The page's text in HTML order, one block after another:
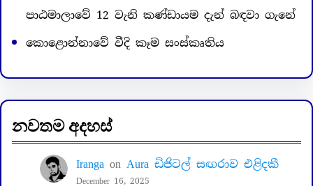
පාඨමාලාවේ 12 වැනි කණ්ඩායම දැන් බඳවා ගැනේ
කොළොන්නාවේ වීදි කෑම සංස්කෘතිය
නවතම අදහස්
Iranga on Aura ඩිජිටල් සඟරාව එළිදකී
December 16, 2025